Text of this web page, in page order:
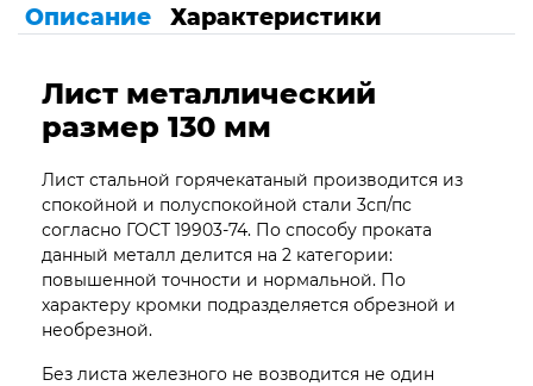
Описание Характеристики
Лист металлический
размер 130 мм
Лист стальной горячекатаный производится из
спокойной и полуспокойной стали 3сп/пс
согласно ГОСТ 19903-74. По способу проката
данный металл делится на 2 категории:
повышенной точности и нормальной. По
характеру кромки подразделяется обрезной и
необрезной.
Без листа железного не возводится не один